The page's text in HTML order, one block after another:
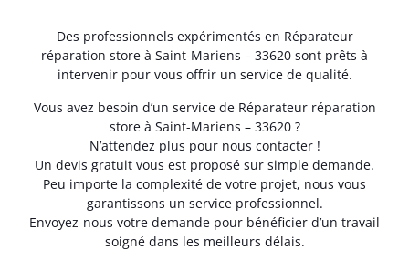
Des professionnels expérimentés en Réparateur
réparation store à Saint-Mariens – 33620 sont prêts à
intervenir pour vous offrir un service de qualité.
Vous avez besoin d’un service de Réparateur réparation
store à Saint-Mariens – 33620 ?
N’attendez plus pour nous contacter !
Un devis gratuit vous est proposé sur simple demande.
Peu importe la complexité de votre projet, nous vous
garantissons un service professionnel.
Envoyez-nous votre demande pour bénéficier d’un travail
soigné dans les meilleurs délais.